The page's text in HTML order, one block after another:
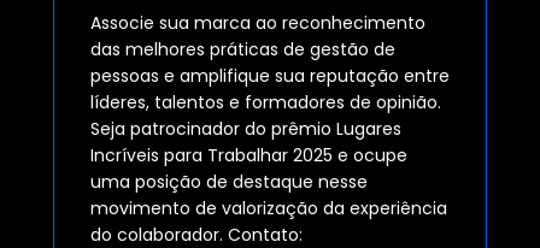
Associe sua marca ao reconhecimento
das melhores práticas de gestão de
pessoas e amplifique sua reputação entre
líderes, talentos e formadores de opinião.
Seja patrocinador do prêmio Lugares
Incríveis para Trabalhar 2025 e ocupe
uma posição de destaque nesse
movimento de valorização da experiência
do colaborador. Contato: